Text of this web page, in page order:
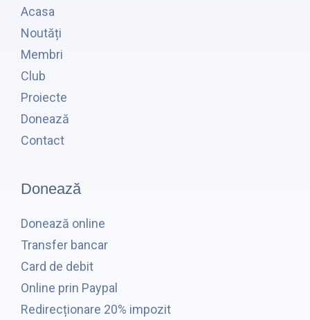
Acasa
Noutăți
Membri
Club
Proiecte
Donează
Contact
Donează
Donează online
Transfer bancar
Card de debit
Online prin Paypal
Redirecționare 20% impozit